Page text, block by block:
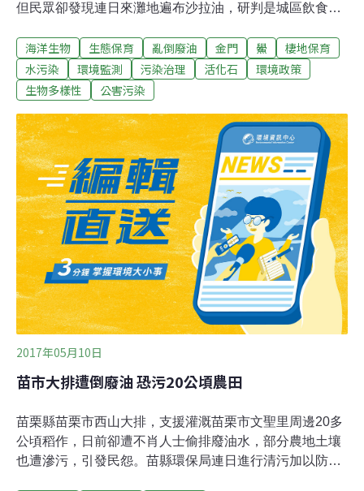
但民眾卻發現連日來灘地遍布沙拉油，研判是城區飲食業
加強宣導，以免斷絕鱟隻的繁衍生機。當地民眾發現浯江
溪口夏墅段灘地，連日來飄起惡臭的沙拉油味道，浮油隨
海水到處流竄，退潮後濃稠油漬殘留灘地，讓做為鱟群繁
衍主要棲地的浯江溪口，面臨環境條件惡化的問題，憂心
主管機關再不聞不問，以後恐怕難見鱟隻活動蹤跡。現任
金門縣野生動物救援暨保育協會理事長的縣議員董森堡指
出，浮油遍布灘地可能形成油膜，影響海水滲入泥灘隙
地，造成灘地缺氧，不利鱟卵呼吸和孵化。
海洋生物 生態保育 亂倒廢油 金門 鱟
棲地保育
水污染
環境監測 污染治理 活化石
環境政策
生物多樣性
公害污染
2017年05月10日
苗市大排遭倒廢油 恐污20公頃農田
苗栗縣苗栗市西山大排，支援灌溉苗栗市文聖里周邊20多
公頃稻作，日前卻遭不肖人士偷排廢油水，部分農地土壤
也遭滲污，引發民怨。苗縣環保局連日進行清污加以防